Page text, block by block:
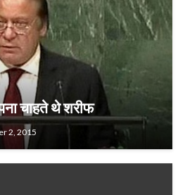
चाहते थे शरीफ
2, 2015